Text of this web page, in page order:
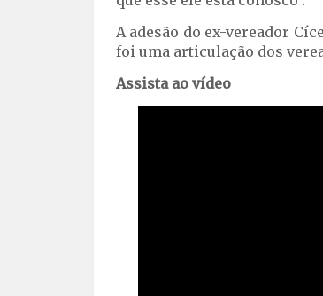
A adesão do ex-vereador
foi uma articulação dos
Assista ao vídeo